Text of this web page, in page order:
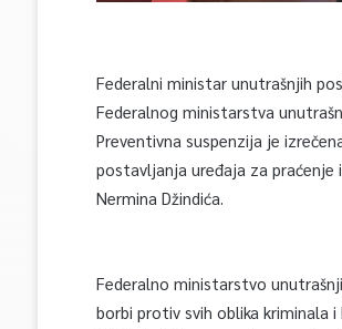
Federalni ministar unutrašnjih
Federalnog ministarstva
Preventivna suspenzija je
postavljanja uređaja za
Nermina Džindića.
Federalno ministarstvo
borbi protiv svih oblika kriminala